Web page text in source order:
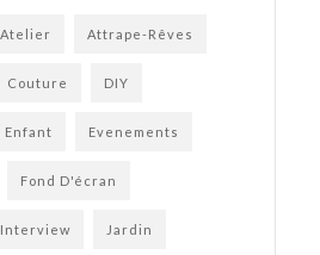
Atelier Attrape-Rêves
Couture DIY
Enfant Evenements
Fond D'écran
Interview Jardin